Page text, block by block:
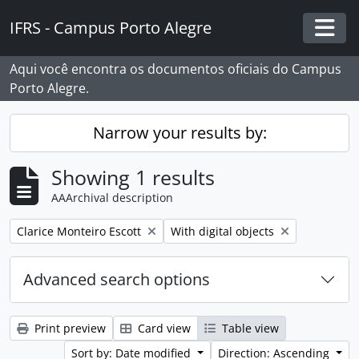
IFRS - Campus Porto Alegre
Aqui você encontra os documentos oficiais do Campus
Porto Alegre.
Narrow your results by:
Showing 1 results
AAArchival description
Remove filter:
Clarice Monteiro Escott Remove filter:
With digital objects
Advanced search options
Print preview Card view
Table view
Sort by: Date modified
Direction: Ascending